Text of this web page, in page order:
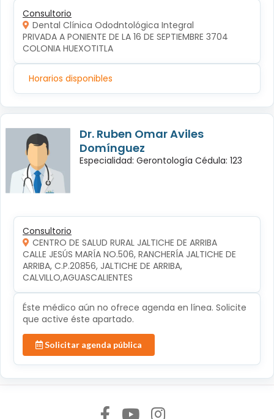
Consultorio
Dental Clínica Ododntológica Integral
PRIVADA A PONIENTE DE LA 16 DE SEPTIEMBRE 3704
COLONIA HUEXOTITLA
Horarios disponibles
Dr. Ruben Omar Aviles
Domínguez
Especialidad: Gerontología Cédula: 123
Consultorio
CENTRO DE SALUD RURAL JALTICHE DE ARRIBA
CALLE JESÚS MARÍA NO.506, RANCHERÍA JALTICHE DE
ARRIBA, C.P.20856, JALTICHE DE ARRIBA,
CALVILLO,AGUASCALIENTES
Éste médico aún no ofrece agenda en línea. Solicite
que active éste apartado.
Solicitar agenda pública